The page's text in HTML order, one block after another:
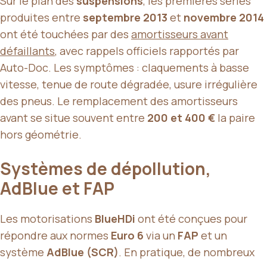
produites entre septembre 2013 et novembre 2014
ont été touchées par des amortisseurs avant
défaillants, avec rappels officiels rapportés par
Auto-Doc. Les symptômes : claquements à basse
vitesse, tenue de route dégradée, usure irrégulière
des pneus. Le remplacement des amortisseurs
avant se situe souvent entre 200 et 400 € la paire
hors géométrie.
Systèmes de dépollution,
AdBlue et FAP
Les motorisations BlueHDi ont été conçues pour
répondre aux normes Euro 6 via un FAP et un
système AdBlue (SCR). En pratique, de nombreux